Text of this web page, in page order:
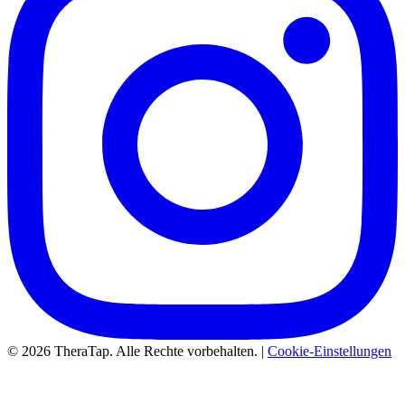
© 2026 TheraTap. Alle Rechte vorbehalten. | Cookie-Einstellungen